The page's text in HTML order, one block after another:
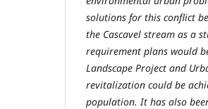
solutions for this conflict
the Cascavel stream as a
requirement plans would
Landscape Project and
revitalization could be
population. It has also